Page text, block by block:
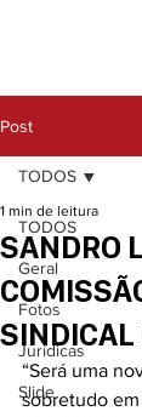
Post
TODOS
Geral
Fotos
Jurídicas
Slide
TODOS
SANDRO
SINDICAL
1 min de leitura
“Será uma
sobretudo